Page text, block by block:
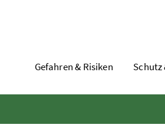
Gefahren & Risiken Schutz